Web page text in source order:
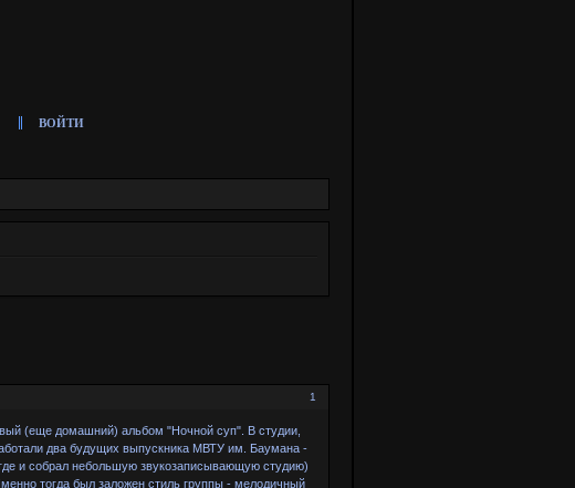
ВОЙТИ
1
(еще домашний) альбом "Ночной суп". В студии,
два будущих выпускника МВТУ им. Баумана -
и собрал небольшую звукозаписывающую студию)
тогда был заложен стиль группы - мелодичный